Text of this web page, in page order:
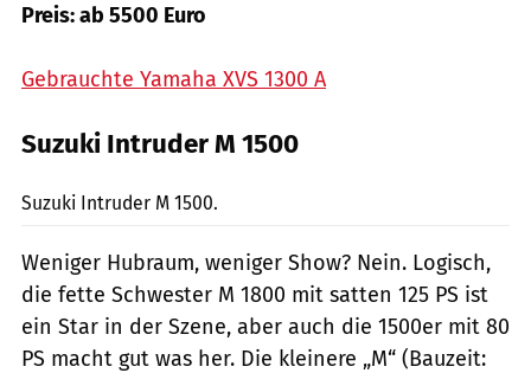
Preis: ab 5500 Euro
Gebrauchte Yamaha XVS 1300 A
Suzuki Intruder M 1500
Suzuki Intruder M 1500.
Weniger Hubraum, weniger Show? Nein. Logisch,
die fette Schwester M 1800 mit satten 125 PS ist
ein Star in der Szene, aber auch die 1500er mit 80
PS macht gut was her. Die kleinere „M“ (Bauzeit: